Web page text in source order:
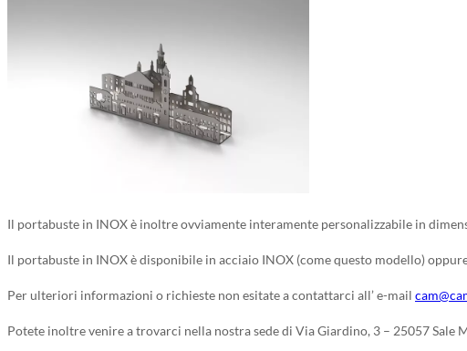
Il portabuste in INOX è inoltre ovviamente interamente personalizzabile in
Il portabuste in INOX è disponibile in acciaio INOX (come questo modello)
Per ulteriori informazioni o richieste non esitate a contattarci all’ e-mail
Potete inoltre venire a trovarci nella nostra sede di Via Giardino, 3 – 25057 Sale